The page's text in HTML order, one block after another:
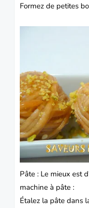
Formez de petites
Pâte : Le mieux est
machine à pâte :
Étalez la pâte dans